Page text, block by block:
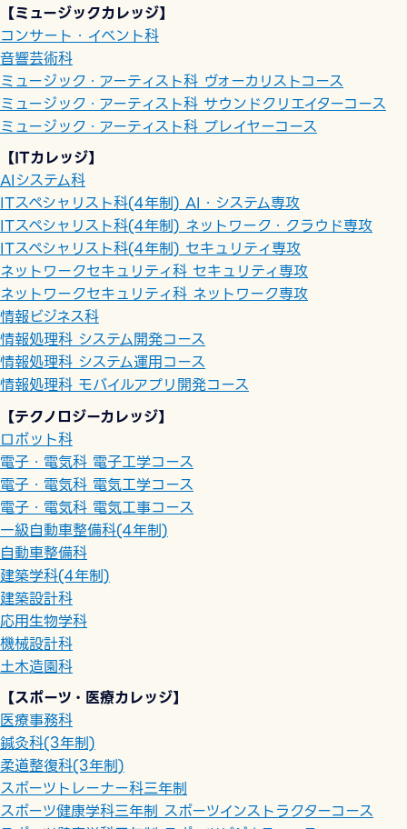
【ミュージックカレッジ】
コンサート・イベント科
音響芸術科
ミュージック・アーティスト科 ヴォーカリストコース
ミュージック・アーティスト科 サウンドクリエイターコース
ミュージック・アーティスト科 プレイヤーコース
【ITカレッジ】
AIシステム科
ITスペシャリスト科(4年制) AI・システム専攻
ITスペシャリスト科(4年制) ネットワーク・クラウド専攻
ITスペシャリスト科(4年制) セキュリティ専攻
ネットワークセキュリティ科 セキュリティ専攻
ネットワークセキュリティ科 ネットワーク専攻
情報ビジネス科
情報処理科 システム開発コース
情報処理科 システム運用コース
情報処理科 モバイルアプリ開発コース
【テクノロジーカレッジ】
ロボット科
電子・電気科 電子工学コース
電子・電気科 電気工学コース
電子・電気科 電気工事コース
一級自動車整備科(4年制)
自動車整備科
建築学科(4年制)
建築設計科
応用生物学科
機械設計科
土木造園科
【スポーツ・医療カレッジ】
医療事務科
鍼灸科(3年制)
柔道整復科(3年制)
スポーツトレーナー科三年制
スポーツ健康学科三年制 スポーツインストラクターコース